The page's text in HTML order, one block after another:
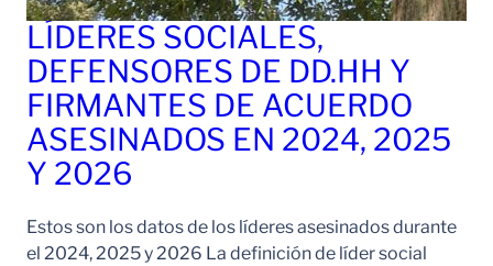
LÍDERES SOCIALES,
DEFENSORES DE DD.HH Y
FIRMANTES DE ACUERDO
ASESINADOS EN 2024, 2025
Y 2026
Estos son los datos de los líderes asesinados durante
el 2024, 2025 y 2026 La definición de líder social